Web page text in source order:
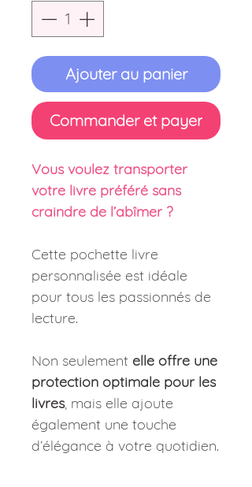
Ajouter au panier
Commander et payer
Vous voulez transporter
votre livre préféré sans
craindre de l’abîmer ?
Cette pochette livre
personnalisée est idéale
pour tous les passionnés de
lecture.
Non seulement elle offre une
protection optimale pour les
livres, mais elle ajoute
également une touche
d’élégance à votre quotidien.